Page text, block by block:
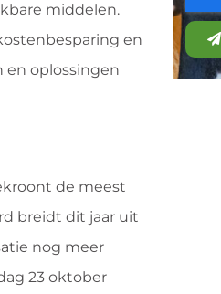
middelen.
en
en oplossingen
de meest
breidt dit jaar uit
nog meer
23 oktober